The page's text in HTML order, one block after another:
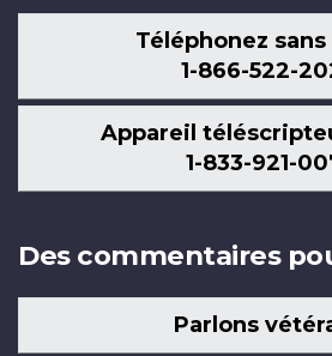
Téléphonez
1-866-522-
Appareil
1-833-921-
Des commentaires
Parlons